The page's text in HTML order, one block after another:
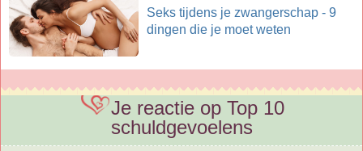
Seks tijdens je zwangerschap - 9
dingen die je moet weten
Je reactie op Top 10
schuldgevoelens